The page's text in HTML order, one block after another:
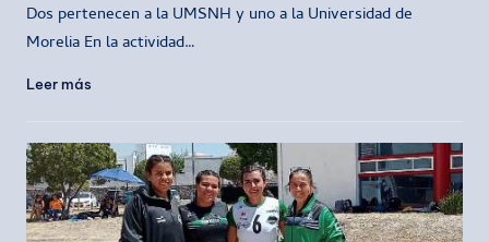
Dos pertenecen a la UMSNH y uno a la Universidad de
Morelia En la actividad…
Leer más